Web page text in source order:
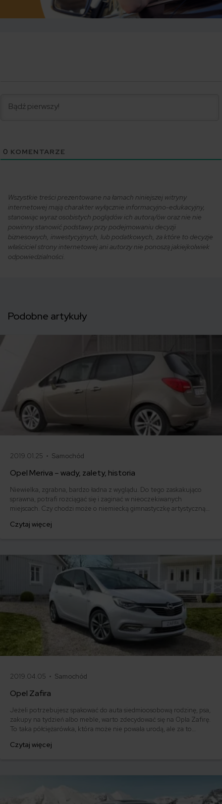
0 KOMENTARZE
Wszystkie treści prezentowane na łamach niniejszej witryny
internetowej mają charakter wyłącznie informacyjno-edukacyjny,
stanowiąc wyraz osobistych poglądów ich autora/ów oraz nie nie
powinny stanowić podstawy przy podejmowaniu decyzji
biznesowych, inwestycyjnych, lub podatkowych, za które to decyzje
właściciel strony internetowej ani autorzy nie ponoszą jakiejkolwiek
odpowiedzialności.
Podobne artykuły
2019.01.25 • Samochód
Opel Meriva – wady, zalety, historia
Niewielka, zgrabna, bardzo ładna z wyglądu. Do tego zaskakująco
sprawna, potrafi rozciągać się i zaginać w nieoczekiwanych
miejscach. Czy chodzi może o niemiecką gimnastyczkę artystyczną?
trenerów gimnastyki nie przebranżowił się właśnie po to, by
Czytaj więcej
2019.04.05 • Samochód
Opel Zafira
Jeżeli potrzebujesz spakować do auta siedmioosobową rodzinę, psa,
zakupy na tydzień albo meble, warto zdecydować się na Opla Zafirę.
To taka półciężarówka, która może nie powala urodą, ale za to
wygląda historia modelu, opinie o nim oraz ile zapłacimy za polisę
Czytaj więcej